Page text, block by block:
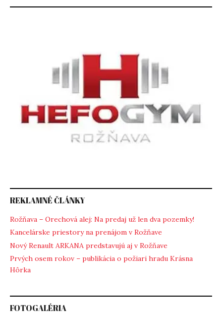
REKLAMNÉ ČLÁNKY
Rožňava – Orechová alej: Na predaj už len dva pozemky!
Kancelárske priestory na prenájom v Rožňave
Nový Renault ARKANA predstavujú aj v Rožňave
Prvých osem rokov – publikácia o požiari hradu Krásna
Hôrka
FOTOGALÉRIA